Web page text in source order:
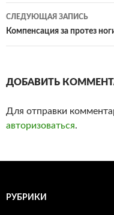
по
записям
СЛЕДУЮЩАЯ ЗАПИСЬ
Компенсация за протез
ДОБАВИТЬ
Для отправки
авторизоваться.
РУБРИКИ